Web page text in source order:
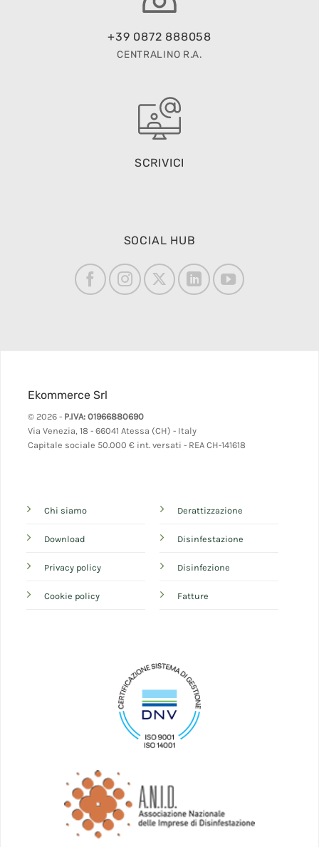
+39 0872 888058
CENTRALINO R.A.
SCRIVICI
SOCIAL HUB
Ekommerce Srl
© 2026 - P.IVA: 01966880690
Via Venezia, 18 - 66041 Atessa (CH) - Italy
Capitale sociale 50.000 € int. versati - REA CH-141618
Chi siamo
Download
Privacy policy
Cookie policy
Derattizzazione
Disinfestazione
Disinfezione
Fatture